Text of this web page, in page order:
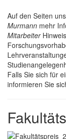
Auf den Seiten
Murmann mehr
Mitarbeiter
Falls Sie sich für
informieren Sie